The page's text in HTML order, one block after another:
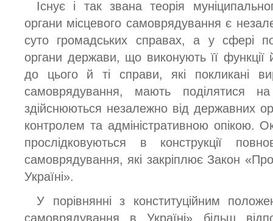
Існує і так звана теорія
органи місцевого самоврядування є
суто громадських справах, а у сфері
органи держави, що виконують її функції
до цього й ті справи, які покликані
самоврядування, мають поділятися
здійснюються незалежно від державних
контролем та адміністративною опікою.
прослідковуються в конструкції
самоврядування, які закріплює Закон
Україні».
У порівнянні з конституційним
самоврядування в Україні» більш